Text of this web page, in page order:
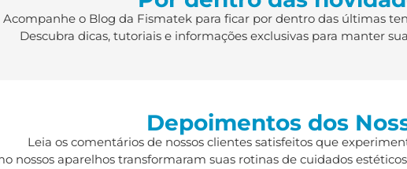
Acompanhe o Blog da Fismatek para ficar por dentro das últimas
Descubra dicas, tutoriais e informações exclusivas para manter
Depoimentos dos
Leia os comentários de nossos clientes satisfeitos que
nossos aparelhos transformaram suas rotinas de cuidados